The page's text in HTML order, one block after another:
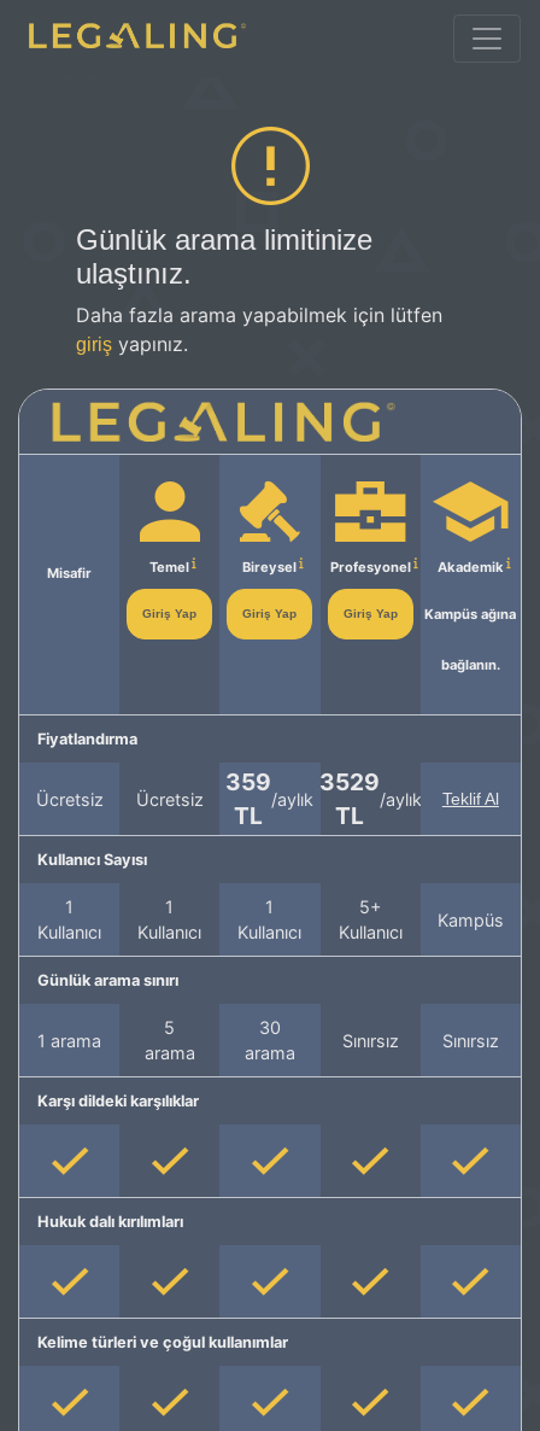
Günlük arama limitinize
ulaştınız.
Daha fazla arama yapabilmek için lütfen
giriş yapınız.
Misafir Temel
Giriş Yap
Bireysel
Giriş Yap
Profesyonel
Giriş Yap
Akademik
Kampüs ağına
bağlanın.
Fiyatlandırma
Ücretsiz Ücretsiz
359
TL
/aylık
3529
TL
/aylık Teklif Al
Kullanıcı Sayısı
1
Kullanıcı
1
Kullanıcı
1
Kullanıcı
5+
Kullanıcı
Kampüs
Günlük arama sınırı
1 arama
5
arama
30
arama
Sınırsız Sınırsız
Karşı dildeki karşılıklar
Hukuk dalı kırılımları
Kelime türleri ve çoğul kullanımlar